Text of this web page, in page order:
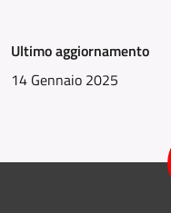
Ultimo aggiornamento
14 Gennaio 2025